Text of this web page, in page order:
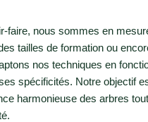
faire, nous sommes en
tailles de formation ou
nos techniques en
spécificités. Notre objectif
harmonieuse des arbres